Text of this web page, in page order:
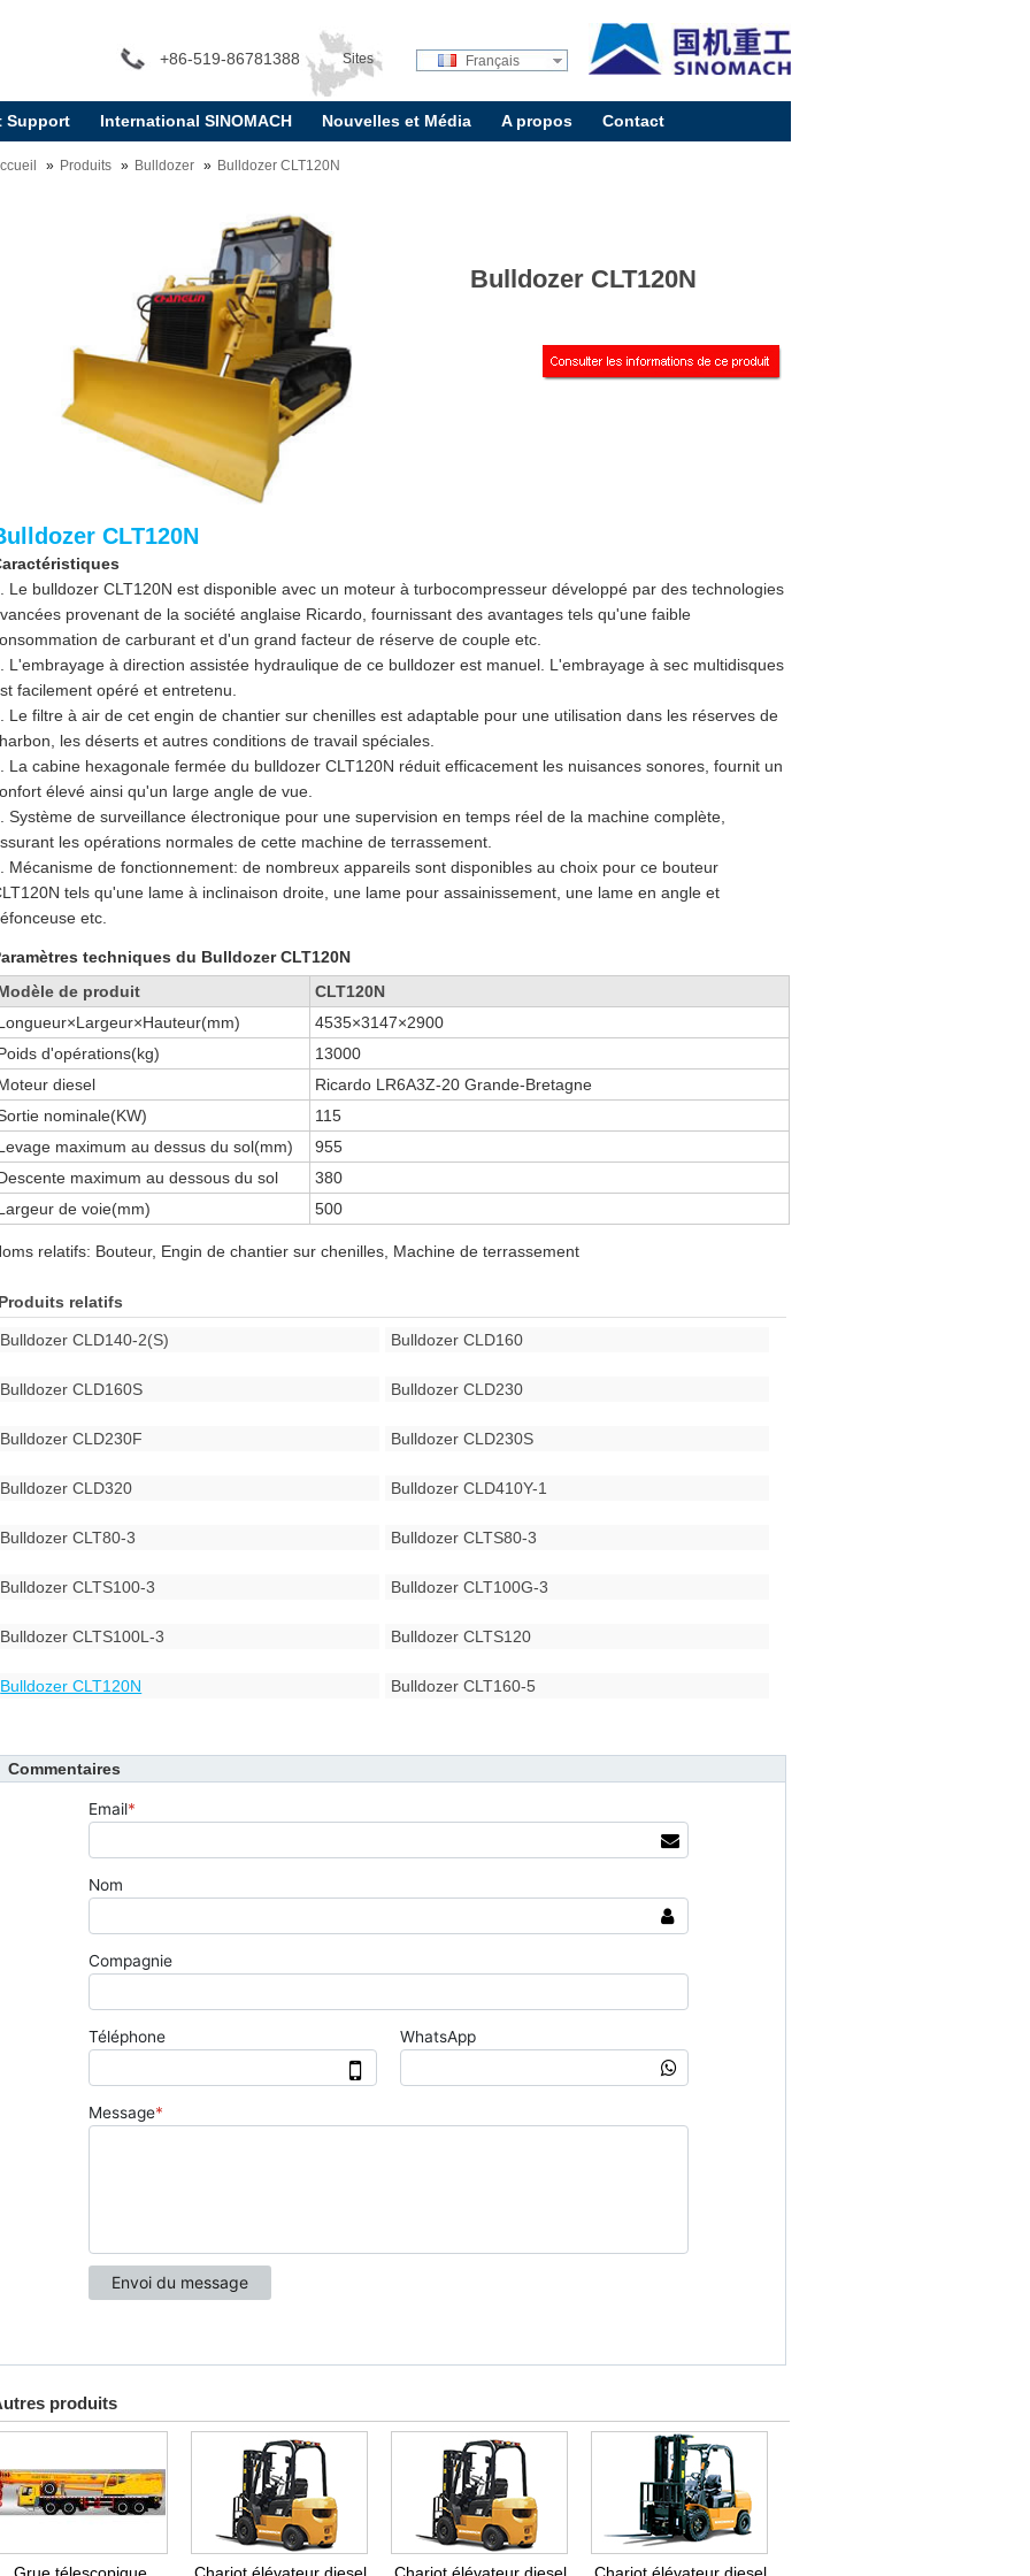
+86-519-86781388 Sites
internationaux:
Français
Support International SINOMACH Nouvelles et Média A propos Contact
Produits Bulldozer Bulldozer CLT120N
Bulldozer CLT120N
CLT120N
Le bulldozer CLT120N est disponible avec un moteur à turbocompresseur développé par des technologies
provenant de la société anglaise Ricardo, fournissant des avantages tels qu'une faible
de carburant et d'un grand facteur de réserve de couple etc.
L'embrayage à direction assistée hydraulique de ce bulldozer est manuel. L'embrayage à sec multidisques
facilement opéré et entretenu.
Le filtre à air de cet engin de chantier sur chenilles est adaptable pour une utilisation dans les réserves de
les déserts et autres conditions de travail spéciales.
La cabine hexagonale fermée du bulldozer CLT120N réduit efficacement les nuisances sonores, fournit un
élevé ainsi qu'un large angle de vue.
Système de surveillance électronique pour une supervision en temps réel de la machine complète,
les opérations normales de cette machine de terrassement.
Mécanisme de fonctionnement: de nombreux appareils sont disponibles au choix pour ce bouteur
tels qu'une lame à inclinaison droite, une lame pour assainissement, une lame en angle et
etc.
techniques du Bulldozer CLT120N
de produit
CLT120N
4535×3147×2900
d'opérations(kg)
13000
diesel
Ricardo LR6A3Z-20 Grande-Bretagne
nominale(KW)
115
maximum au dessus du sol(mm)
955
maximum au dessous du sol
380
de voie(mm)
500
relatifs: Bouteur, Engin de chantier sur chenilles, Machine de terrassement
relatifs
Bulldozer CLD140-2(S) Bulldozer CLD160
Bulldozer CLD160S Bulldozer CLD230
Bulldozer CLD230F Bulldozer CLD230S
Bulldozer CLD320 Bulldozer CLD410Y-1
Bulldozer CLT80-3 Bulldozer CLTS80-3
Bulldozer CLTS100-3 Bulldozer CLT100G-3
Bulldozer CLTS100L-3 Bulldozer CLTS120
Bulldozer CLT120N Bulldozer CLT160-5
Commentaires
produits
Grue télescopique Chariot élévateur diesel Chariot élévateur diesel Chariot élévateur diesel